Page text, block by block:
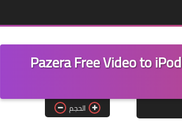
تحميل برنامج تحويل الفيديو الى الآي بود والآيفون Pazera Free Video to iPod
الحجم